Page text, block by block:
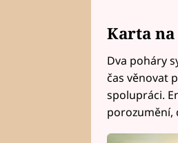
Karta
Dva poháry
čas věnovat
spolupráci.
porozumění,